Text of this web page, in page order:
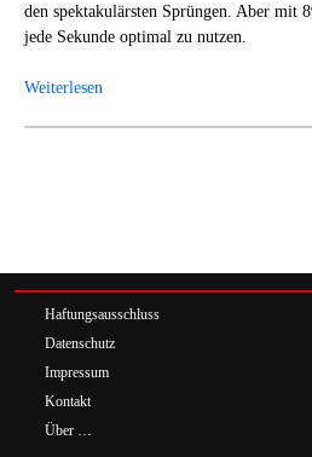
den spektakulärsten Sprüngen. Aber mit
jede Sekunde optimal zu nutzen.
Weiterlesen
Haftungsausschluss
Datenschutz
Impressum
Kontakt
Über …